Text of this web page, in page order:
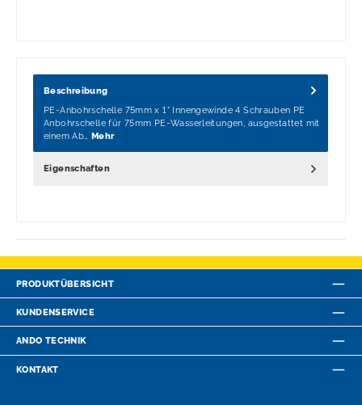
Beschreibung
PE-Anbohrschelle 75mm x 1" Innengewinde 4 Schrauben PE
Anbohrschelle für 75mm PE-Wasserleitungen, ausgestattet mit
einem Ab… Mehr
Eigenschaften
PRODUKTÜBERSICHT
KUNDENSERVICE
ANDO TECHNIK
KONTAKT